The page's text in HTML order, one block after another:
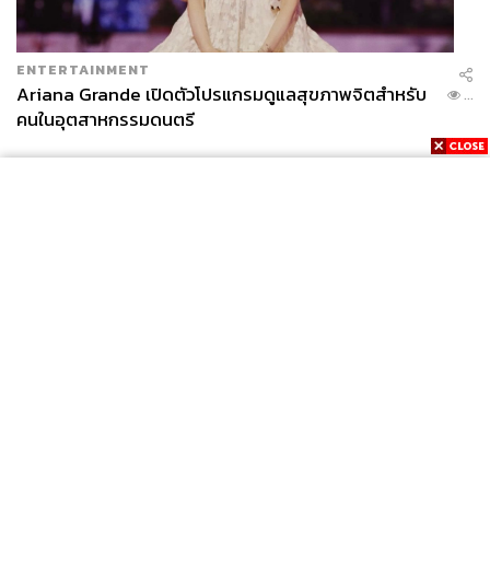
ENTERTAINMENT
Ariana Grande เปิดตัวโปรแกรมดูแลสุขภาพจิตสำหรับ
คนในอุตสาหกรรมดนตรี
...